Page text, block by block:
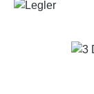
Bildergalerie